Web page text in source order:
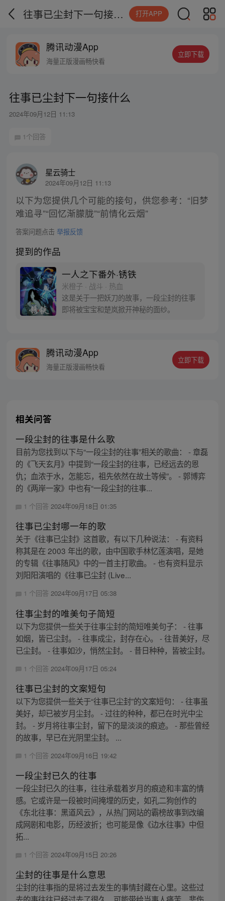
往事已尘封下一句接什么 打开APP
腾讯动漫App
海量正版漫画畅快看
立即下载
往事已尘封下一句接什么
2024年09月12日 11:13
1个回答
星云骑士
2024年09月12日 11:13
以下为您提供几个可能的接句，供您参考：“旧梦
难追寻”“回忆渐朦胧”“前情化云烟”
答案问题点击 举报反馈
提到的作品
一人之下番外·锈铁
米橙子 · 战斗 · 热血
这是关于一把妖刀的故事，一段尘封的往事
即将被宝宝和楚岚掀开神秘的面纱。
腾讯动漫App
海量正版漫画畅快看
立即下载
相关问答
一段尘封的往事是什么歌
目前为您找到以下与“一段尘封的往事”相关的歌曲： - 章磊
的《飞天玄月》中提到“一段尘封的往事，已经远去的恩
仇；血浓于水，怎能忘，祖先依然在故土等候”。 - 郭博弈
的《两岸一家》中也有“一段尘封的往事...
1 个回答 2024年09月18日 01:35
往事已尘封哪一年的歌
关于《往事已尘封》这首歌，有以下几种说法： - 有资料
称其是在 2003 年出的歌，由中国歌手林忆莲演唱，是她
的专辑《往事随风》中的一首主打歌曲。 - 也有资料显示
刘阳阳演唱的《往事已尘封 (Live...
1 个回答 2024年09月17日 05:38
往事尘封的唯美句子简短
以下为您提供一些关于往事尘封的简短唯美句子： - 往事
如烟，皆已尘封。 - 往事成尘，封存在心。 - 往昔美好，尽
已尘封。 - 往事如沙，悄然尘封。 - 昔日种种，皆被尘封。
1 个回答 2024年09月17日 05:24
往事已尘封的文案短句
以下为您提供一些关于“往事已尘封”的文案短句： - 往事虽
美好，却已被岁月尘封。 - 过往的种种，都已在时光中尘
封。 - 岁月将往事尘封，留下的是淡淡的痕迹。 - 那些曾经
的故事，早已在光阴里尘封。 ...
1 个回答 2024年09月16日 19:42
一段尘封已久的往事
一段尘封已久的往事，往往承载着岁月的痕迹和丰富的情
感。它或许是一段被时间掩埋的历史，如孔二狗创作的
《东北往事：黑道风云》，从热门网站的霸榜故事到改编
成网剧和电影，历经波折；也可能是像《边水往事》中但
拓...
1 个回答 2024年09月15日 20:26
尘封的往事是什么意思
尘封的往事指的是将过去发生的事情封藏在心里。这些过